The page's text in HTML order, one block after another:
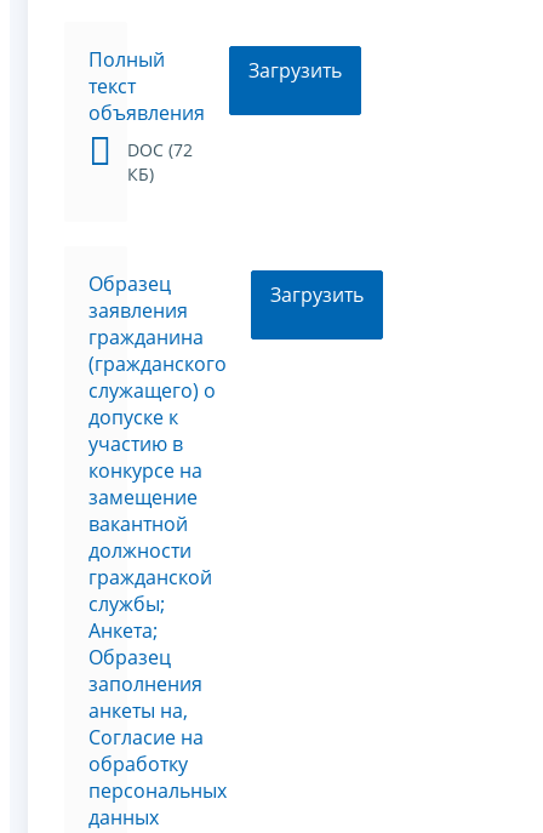
Полный
текст
объявления
DOC (72
КБ)
Загрузить
Образец
заявления
гражданина
(гражданского
служащего) о
допуске к
участию в
конкурсе на
замещение
вакантной
должности
гражданской
службы;
Анкета;
Образец
заполнения
анкеты на,
Согласие на
обработку
персональных
данных
Загрузить